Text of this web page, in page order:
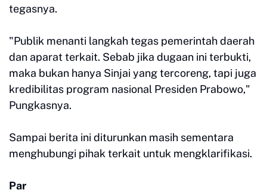
tegasnya.
"Publik menanti langkah tegas pemerintah daerah
dan aparat terkait. Sebab jika dugaan ini terbukti,
maka bukan hanya Sinjai yang tercoreng, tapi juga
kredibilitas program nasional Presiden Prabowo,"
Pungkasnya.
Sampai berita ini diturunkan masih sementara
menghubungi pihak terkait untuk mengklarifikasi.
Par